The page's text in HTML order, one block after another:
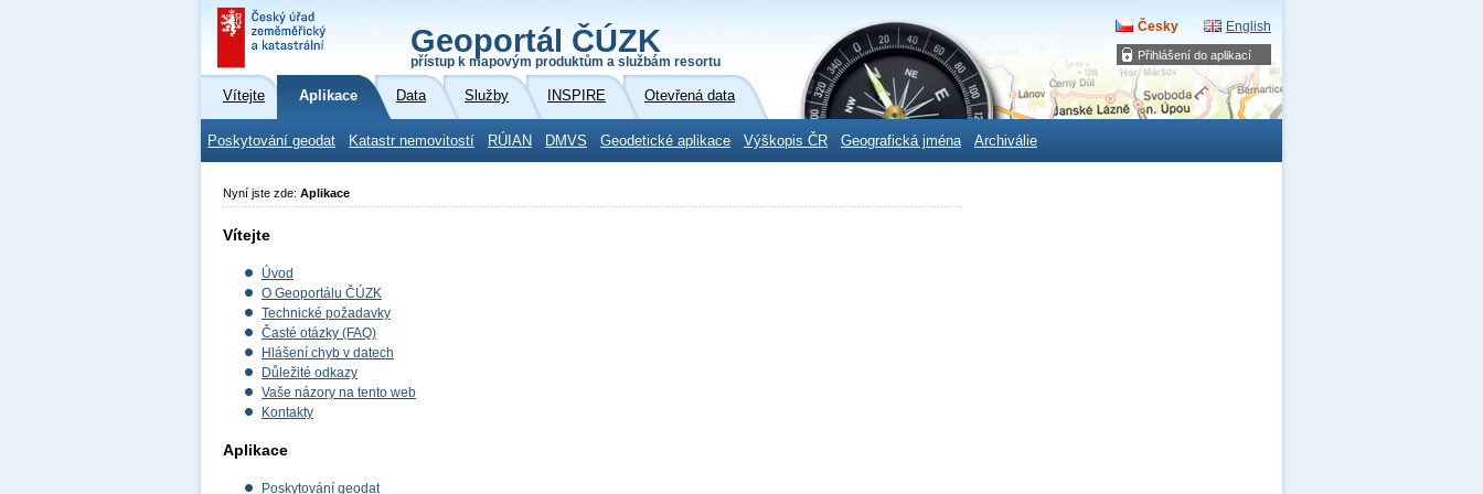
Přihlášení do aplikací
Geoportál ČÚZK
přístup k mapovým produktům a službám resortu
Česky English
Vítejte Aplikace Data Služby INSPIRE Otevřená data
Poskytování geodat Katastr nemovitostí RÚIAN DMVS Geodetické aplikace Výškopis ČR Geografická jména Archiválie
Nyní jste zde: Aplikace
Vítejte
Úvod
O Geoportálu ČÚZK
Technické požadavky
Časté otázky (FAQ)
Hlášení chyb v datech
Důležité odkazy
Vaše názory na tento web
Kontakty
Aplikace
Poskytování geodat